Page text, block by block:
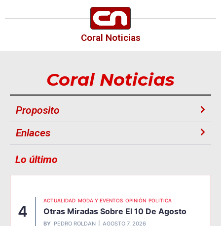
Coral Noticias
Coral Noticias
Proposito
Enlaces
Lo último
4
ACTUALIDAD MODA Y EVENTOS OPINIÓN POLITICA
Otras Miradas Sobre El 10 De Agosto
BY PEDRO ROLDAN AGOSTO 7, 2026